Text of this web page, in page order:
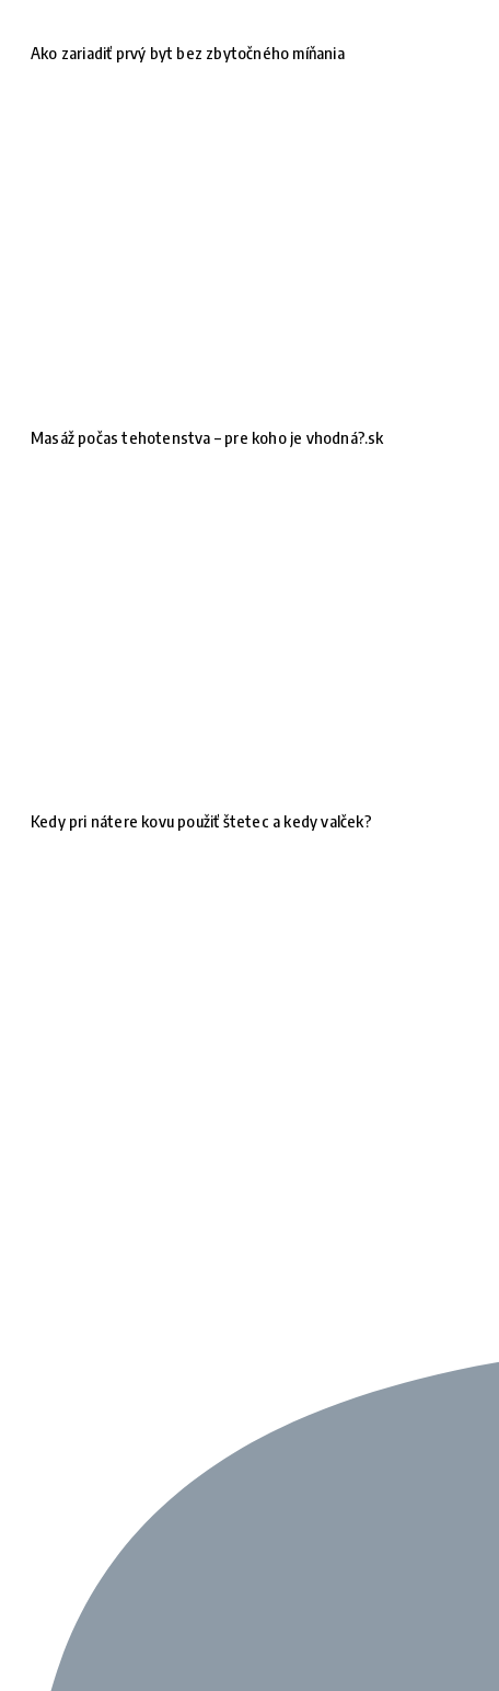
Ako zariadiť prvý byt bez zbytočného míňania
Masáž počas tehotenstva – pre koho je vhodná?.sk
Kedy pri nátere kovu použiť štetec a kedy valček?